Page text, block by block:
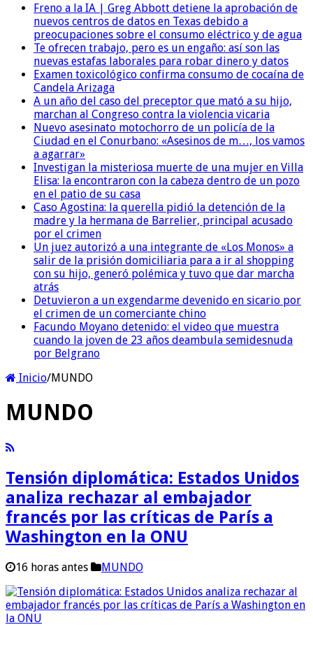
Freno a la IA | Greg Abbott detiene la aprobación de
nuevos centros de datos en Texas debido a
preocupaciones sobre el consumo eléctrico y de agua
Te ofrecen trabajo, pero es un engaño: así son las
nuevas estafas laborales para robar dinero y datos
Examen toxicológico confirma consumo de cocaína de
Candela Arizaga
A un año del caso del preceptor que mató a su hijo,
marchan al Congreso contra la violencia vicaria
Nuevo asesinato motochorro de un policía de la
Ciudad en el Conurbano: «Asesinos de m…, los vamos
a agarrar»
Investigan la misteriosa muerte de una mujer en Villa
Elisa: la encontraron con la cabeza dentro de un pozo
en el patio de su casa
Caso Agostina: la querella pidió la detención de la
madre y la hermana de Barrelier, principal acusado
por el crimen
Un juez autorizó a una integrante de «Los Monos» a
salir de la prisión domiciliaria para a ir al shopping
con su hijo, generó polémica y tuvo que dar marcha
atrás
Detuvieron a un exgendarme devenido en sicario por
el crimen de un comerciante chino
Facundo Moyano detenido: el video que muestra
cuando la joven de 23 años deambula semidesnuda
por Belgrano
Inicio/MUNDO
MUNDO
Tensión diplomática: Estados Unidos
analiza rechazar al embajador
francés por las críticas de París a
Washington en la ONU
16 horas antes MUNDO